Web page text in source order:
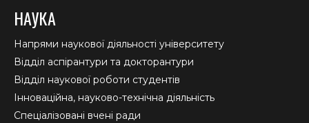
НАУКА
Напрями наукової діяльності університету
Відділ аспірантури та докторантури
Відділ наукової роботи студентів
Інноваційна, науково-технічна діяльність
Спеціалізовані вчені ради